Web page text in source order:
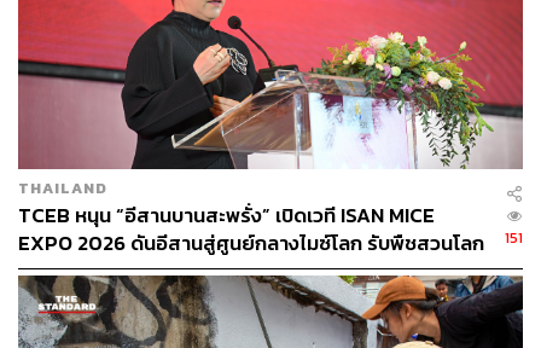
ลายJingle Bellsขับร้องโดยเด็กนักเรียนชั้นประถม
โรงเรียนเทศบาล 1 กาฬสินธุ์พิทยาสิทธิ์ นี่ก็น่ารักด้วย
ลีลาของเด็กเล็ก
การแสดงอันตื่นตาตื่นใจทั้งหมด เมื่อปิดท้ายด้วยลายเพลงนก
ไซบินข้ามทุ่ง
เป็นลายเพลงยอดนิยมที่หาดูได้ใน Google และ
YouTube ซึ่งมีลีลาสนุกสนาน เร้าใจ ชวนให้เกิดอารมณ์ร่วม
อย่างคึกคัก ทำให้ สนั่น พงษ์อักษร, ดร.สีลาภรณ์ บัวสาย, รศ.
ดร.สุพรรณี ฉายะบุตร, ดร.กิตติ สัจจาวัฒนา และ จารุวัฒน์
บุญเพิ่ม รวมทั้งผู้ชมที่มาร่วมงาน พากันออกมาฟ้อนรำเข้า
THAILAND
TCEB หนุน “อีสานบานสะพรั่ง” เปิดเวที ISAN MICE
EXPO 2026 ดันอีสานสู่ศูนย์กลางไมซ์โลก รับพืชสวนโลก
อุดรธานี
151